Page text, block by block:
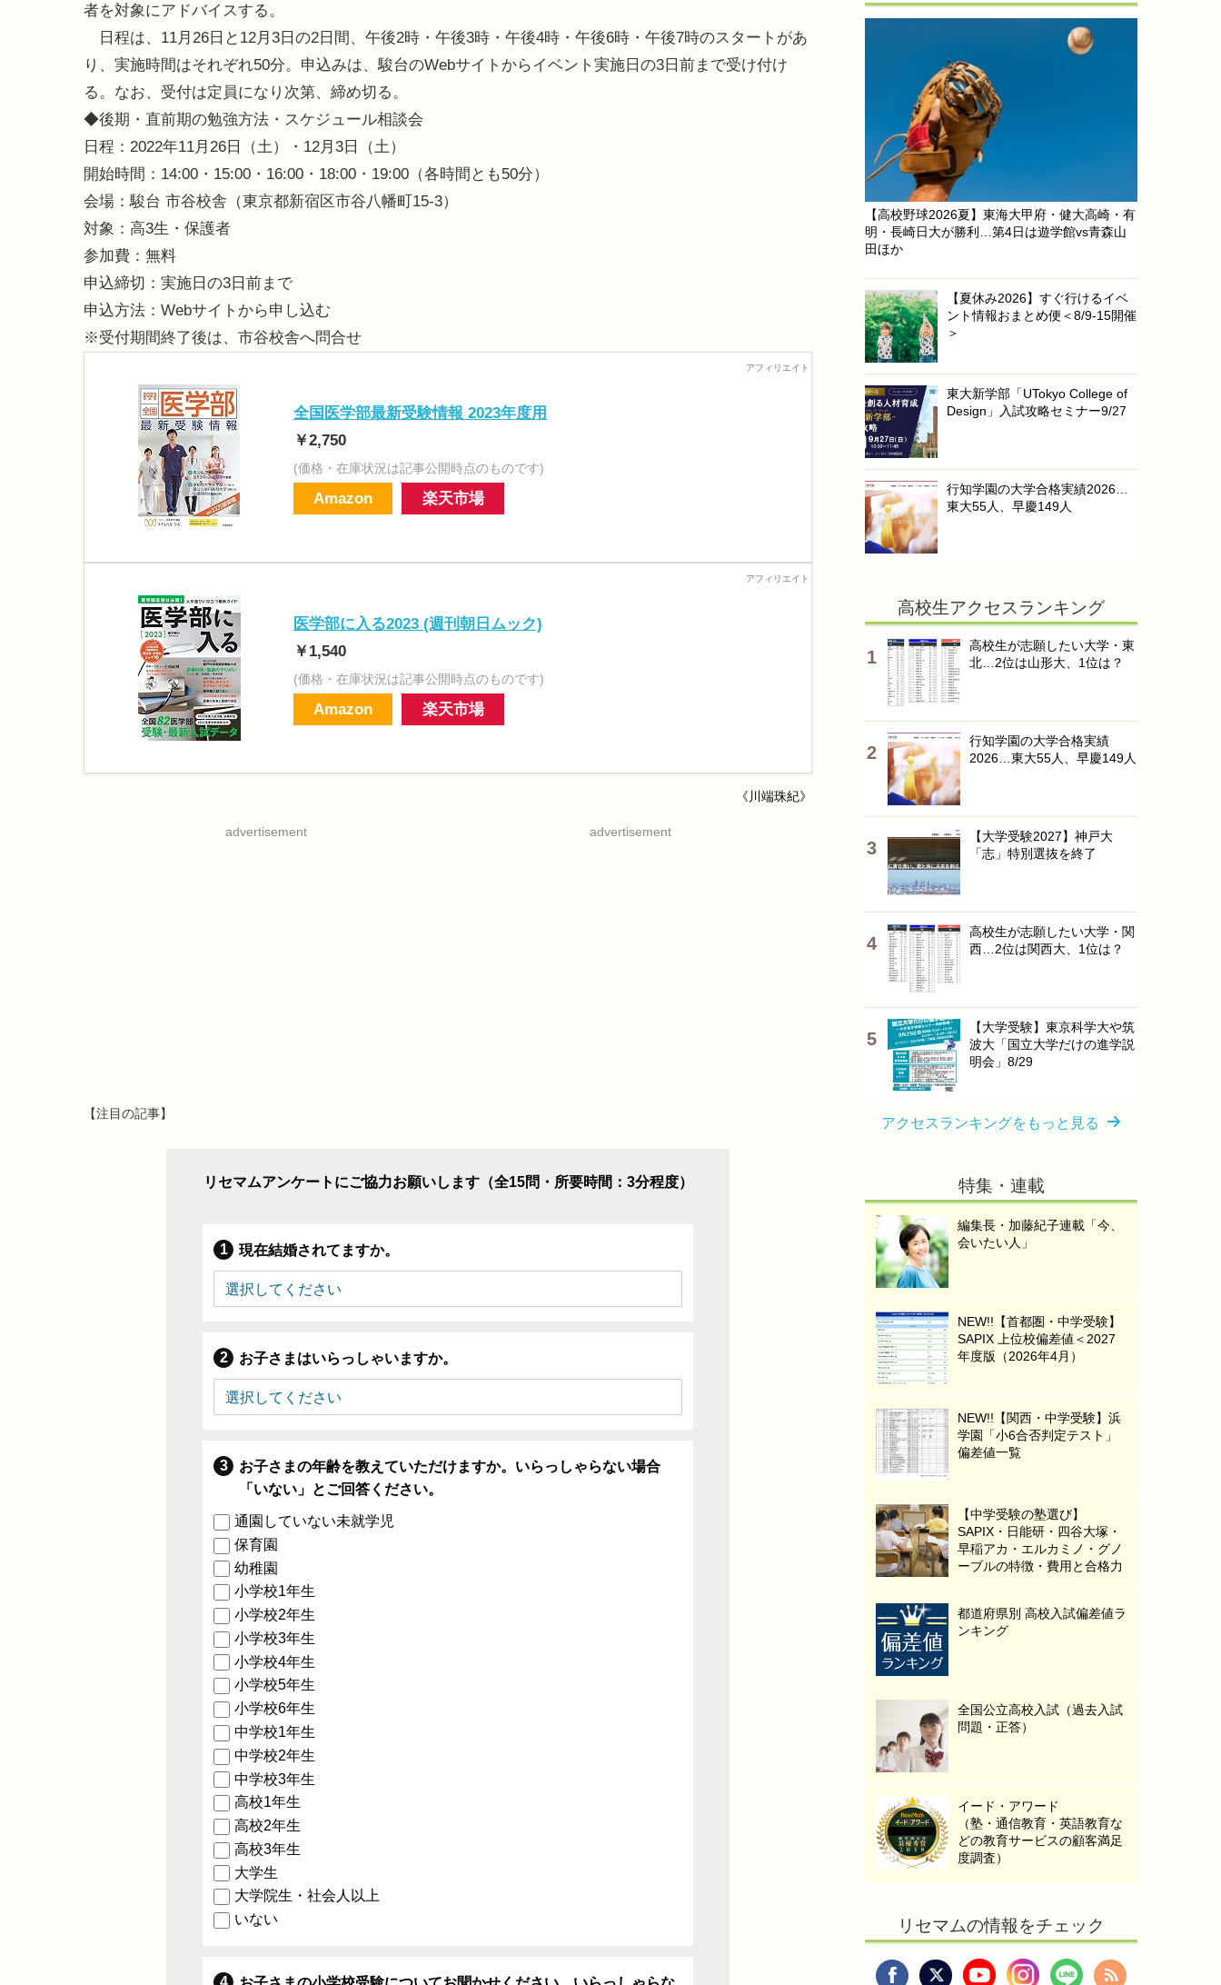
者を対象にアドバイスする。
日程は、11月26日と12月3日の2日間、午後2時・午後3時・午後4時・午後6時・午後7時のスタートがあ
り、実施時間はそれぞれ50分。申込みは、駿台のWebサイトからイベント実施日の3日前まで受け付け
る。なお、受付は定員になり次第、締め切る。
◆後期・直前期の勉強方法・スケジュール相談会
日程：2022年11月26日（土）・12月3日（土）
開始時間：14:00・15:00・16:00・18:00・19:00（各時間とも50分）
会場：駿台 市谷校舎（東京都新宿区市谷八幡町15-3）
対象：高3生・保護者
参加費：無料
申込締切：実施日の3日前まで
申込方法：Webサイトから申し込む
※受付期間終了後は、市谷校舎へ問合せ
全国医学部最新受験情報 2023年度用
￥2,750
(価格・在庫状況は記事公開時点のものです)
Amazon 楽天市場
医学部に入る2023 (週刊朝日ムック)
￥1,540
(価格・在庫状況は記事公開時点のものです)
Amazon 楽天市場
《川端珠紀》
advertisement advertisement
【注目の記事】
リセマムアンケートにご協力お願いします（全15問・所要時間：3分程度）
現在結婚されてますか。
お子さまはいらっしゃいますか。
お子さまの年齢を教えていただけますか。いらっしゃらない場合
「いない」とご回答ください。
通園していない未就学児
保育園
幼稚園
小学校1年生
小学校2年生
小学校3年生
小学校4年生
小学校5年生
小学校6年生
中学校1年生
中学校2年生
中学校3年生
高校1年生
高校2年生
高校3年生
大学生
大学院生・社会人以上
いない
【高校野球2026夏】東海大甲府・健大高崎・有
明・長崎日大が勝利…第4日は遊学館vs青森山
田ほか
【夏休み2026】すぐ行けるイベ
ント情報おまとめ便＜8/9-15開催
＞
東大新学部「UTokyo College of
Design」入試攻略セミナー9/27
行知学園の大学合格実績2026…
東大55人、早慶149人
高校生アクセスランキング
高校生が志願したい大学・東
北…2位は山形大、1位は？
行知学園の大学合格実績
2026…東大55人、早慶149人
【大学受験2027】神戸大
「志」特別選抜を終了
高校生が志願したい大学・関
西…2位は関西大、1位は？
【大学受験】東京科学大や筑
波大「国立大学だけの進学説
明会」8/29
アクセスランキングをもっと見る
特集・連載
編集長・加藤紀子連載「今、
会いたい人」
NEW!!【首都圏・中学受験】
SAPIX 上位校偏差値＜2027
年度版（2026年4月）
NEW!!【関西・中学受験】浜
学園「小6合否判定テスト」
偏差値一覧
【中学受験の塾選び】
SAPIX・日能研・四谷大塚・
早稲アカ・エルカミノ・グノ
ーブルの特徴・費用と合格力
都道府県別 高校入試偏差値ラ
ンキング
全国公立高校入試（過去入試
問題・正答）
イード・アワード
（塾・通信教育・英語教育な
どの教育サービスの顧客満足
度調査）
リセマムの情報をチェック